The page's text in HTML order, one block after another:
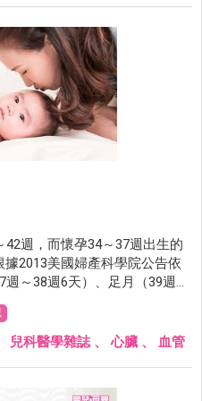
週，而懷孕34～37週出生的
2013美國婦產科學院公告依
～38週6天）、足月（39週
～41週6天）及延後（≧42
有許多研究報告，但是心臟
兒科醫學雜誌、心臟 、 血管